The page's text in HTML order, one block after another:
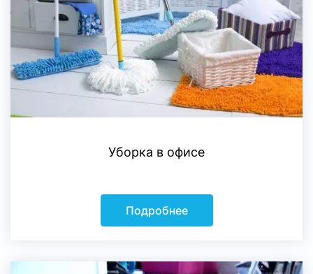
Уборка в офисе
Подробнее